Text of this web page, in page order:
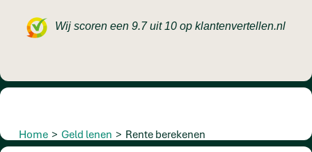
Wij scoren een 9.7 uit 10 op klantenvertellen.nl
Home > Geld lenen > Rente berekenen